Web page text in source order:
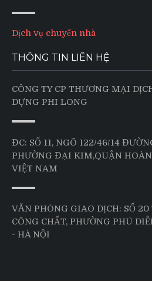
Dịch vụ chuyển nhà
THÔNG TIN LIÊN HỆ
CÔNG TY CP THƯƠNG MẠI
DỰNG PHI LONG
ĐC: SỐ 11, NGÕ 122/46/14
PHƯỜNG ĐẠI KIM,QUẬN
VIỆT NAM
VĂN PHÒNG GIAO DỊCH: SỐ
CÔNG CHẤT, PHƯỜNG PHÚ
- HÀ NỘI